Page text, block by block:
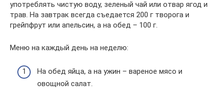
употреблять чистую воду, зеленый чай или отвар ягод и
трав. На завтрак всегда съедается 200 г творога и
грейпфрут или апельсин, а на обед – 100 г.
Меню на каждый день на неделю:
На обед яйца, а на ужин – вареное мясо и
овощной салат.